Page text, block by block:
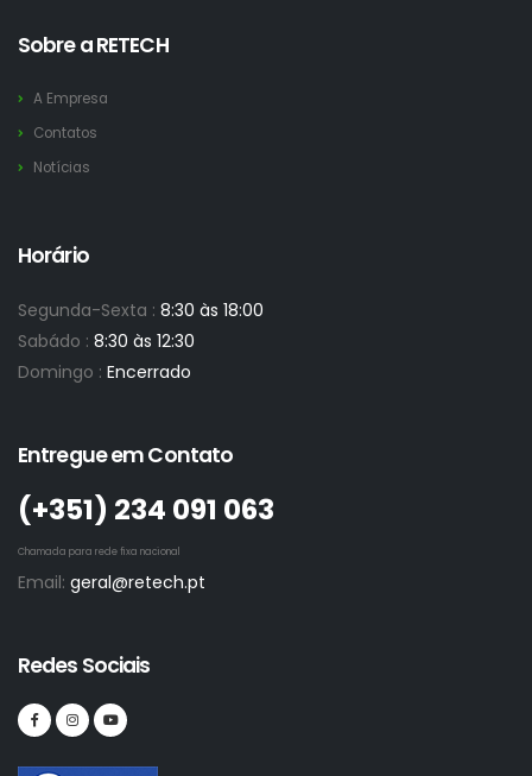
Sobre a RETECH
A Empresa
Contatos
Notícias
Horário
Segunda-Sexta : 8:30 às 18:00
Sabádo : 8:30 às 12:30
Domingo : Encerrado
Entregue em Contato
(+351)­ 234 091 063
Chamada para rede fixa nacional
Email: geral@retech.pt
Redes Sociais